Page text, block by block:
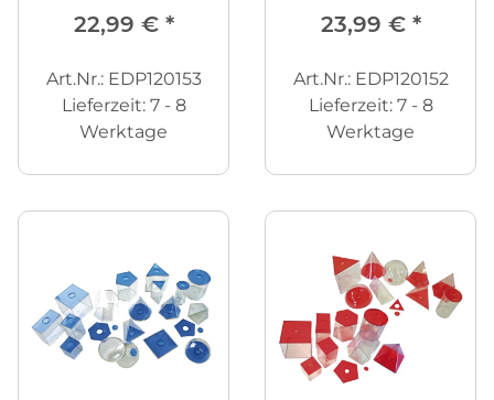
22,99 € *
Art.Nr.: EDP120153
Lieferzeit: 7 - 8
Werktage
23,99 € *
Art.Nr.: EDP120152
Lieferzeit: 7 - 8
Werktage